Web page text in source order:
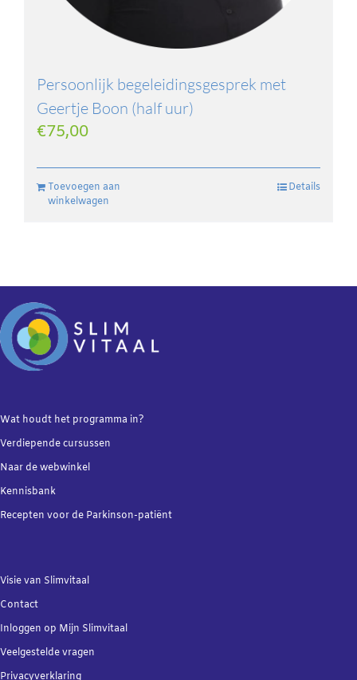
Persoonlijk begeleidingsgesprek met
Geertje Boon (half uur)
€75,00
Toevoegen aan
winkelwagen
Details
Wat houdt het programma in?
Verdiependecursussen
Naar de webwinkel
Kennisbank
Recepten voor de Parkinson-patiënt
Visie van Slimvitaal
Contact
Inloggen op Mijn Slimvitaal
Veelgestelde vragen
Privacyverklaring